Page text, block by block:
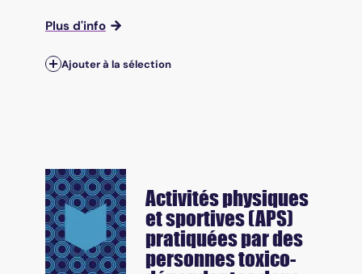
Plus d'info
Ajouter à la sélection
Activités physiques
et sportives (APS)
pratiquées par des
personnes toxico-